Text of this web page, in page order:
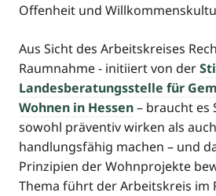
Offenheit und
Aus Sicht des Arbeitskreises
Raumnahme - initiiert von der
Landesberatungsstelle für
Wohnen in Hessen– braucht es
sowohl präventiv wirken als
handlungsfähig machen – und
Prinzipien der Wohnprojekte
Thema führt der Arbeitskreis im